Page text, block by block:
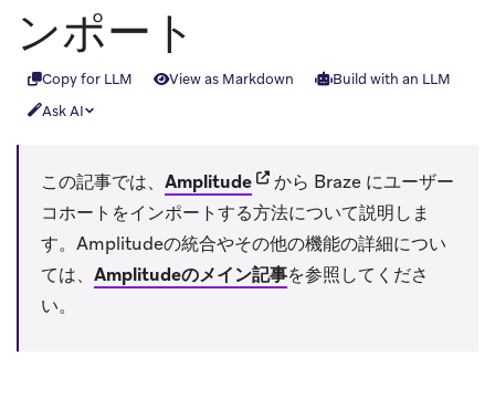
ンポート
Copy for LLM View as Markdown
Build with an LLM
Ask AI
この記事では、 Amplitude(opens in new tab)
から Braze にユーザー
コホートをインポートする方法について説明しま
す。Amplitudeの統合やその他の機能の詳細につい
ては、 Amplitudeのメイン記事を参照してくださ
い。